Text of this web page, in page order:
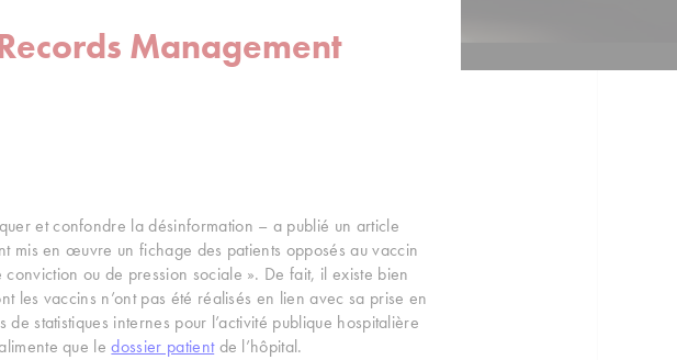
Management
et confondre la désinformation – a publié un article
mis en œuvre un fichage des patients opposés au vaccin
ou de pression sociale ». De fait, il existe bien
les vaccins n’ont pas été réalisés en lien avec sa prise en
statistiques internes pour l’activité publique hospitalière
que ledossier patientde l’hôpital.